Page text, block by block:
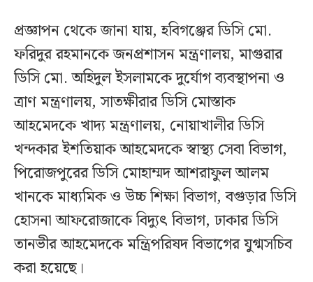
প্রজ্ঞাপন থেকে জানা যায়, হবিগঞ্জের ডিসি মো.
ফরিদুর রহমানকে জনপ্রশাসন মন্ত্রণালয়, মাগুরার
ডিসি মো. অহিদুল ইসলামকে দুর্যোগ ব্যবস্থাপনা ও
ত্রাণ মন্ত্রণালয়, সাতক্ষীরার ডিসি মোস্তাক
আহমেদকে খাদ্য মন্ত্রণালয়, নোয়াখালীর ডিসি
খন্দকার ইশতিয়াক আহমেদকে স্বাস্থ্য সেবা বিভাগ,
পিরোজপুরের ডিসি মোহাম্মদ আশরাফুল আলম
খানকে মাধ্যমিক ও উচ্চ শিক্ষা বিভাগ, বগুড়ার ডিসি
হোসনা আফরোজাকে বিদ্যুৎ বিভাগ, ঢাকার ডিসি
তানভীর আহমেদকে মন্ত্রিপরিষদ বিভাগের যুগ্মসচিব
করা হয়েছে।